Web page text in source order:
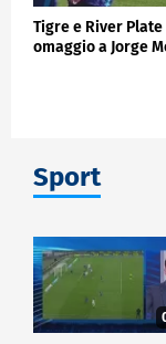
Tigre e River
omaggio a Jorge
Sport